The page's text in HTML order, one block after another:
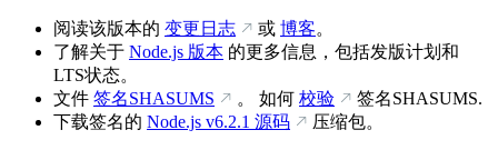
阅读该版本的 变更日志 或 博客。
了解关于 Node.js 版本 的更多信息，包括发版计划和
LTS状态。
文件 签名SHASUMS 。 如何 校验
签名SHASUMS.
下载签名的 Node.js v6.2.1 源码 压缩包。